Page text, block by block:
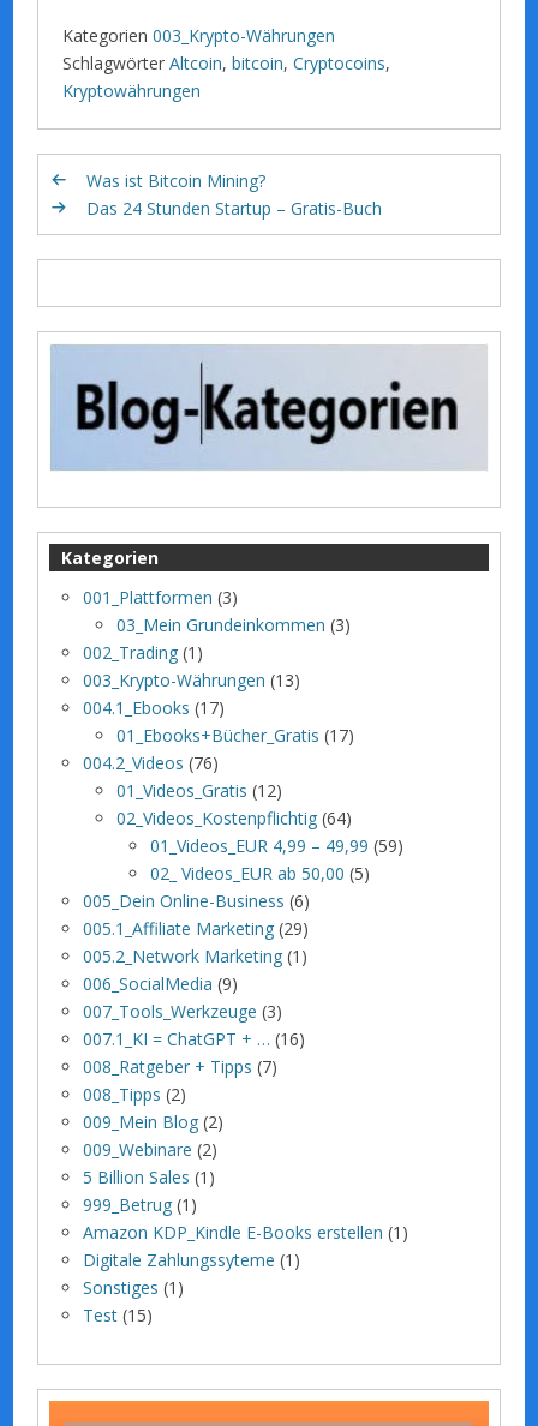
Kategorien 003_Krypto-Währungen
Schlagwörter Altcoin,bitcoin,Cryptocoins,
Kryptowährungen
Was ist Bitcoin Mining?
Das 24 Stunden Startup – Gratis-Buch
Kategorien
001_Plattformen (3)
03_Mein Grundeinkommen (3)
002_Trading (1)
003_Krypto-Währungen (13)
004.1_Ebooks (17)
01_Ebooks+Bücher_Gratis (17)
004.2_Videos (76)
01_Videos_Gratis (12)
02_Videos_Kostenpflichtig (64)
01_Videos_EUR 4,99 – 49,99 (59)
02_ Videos_EUR ab 50,00 (5)
005_Dein Online-Business (6)
005.1_Affiliate Marketing (29)
005.2_Network Marketing (1)
006_SocialMedia (9)
007_Tools_Werkzeuge (3)
007.1_KI = ChatGPT + … (16)
008_Ratgeber + Tipps (7)
008_Tipps (2)
009_Mein Blog (2)
009_Webinare (2)
5 Billion Sales (1)
999_Betrug (1)
Amazon KDP_Kindle E-Books erstellen (1)
Digitale Zahlungssyteme (1)
Sonstiges (1)
Test (15)